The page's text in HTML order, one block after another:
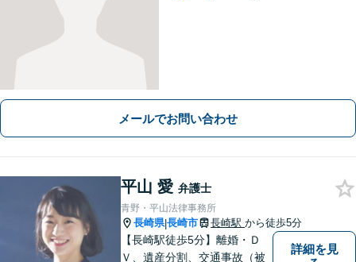
メールでお問い合わせ
平山 愛 弁護士
青野・平山法律事務所
長崎県|長崎市 長崎駅 から徒歩5分
【長崎駅徒歩5分】離婚・Ｄ
Ｖ、遺産分割、交通事故（被
詳細を見